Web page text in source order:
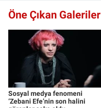
Öne Çıkan Galeriler
Sosyal medya fenomeni
‘Zebani Efe’nin son halini